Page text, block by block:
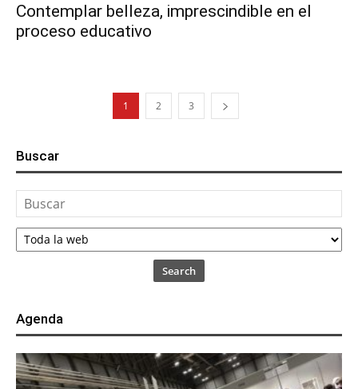
Contemplar belleza, imprescindible en el
proceso educativo
1 2 3
Buscar
Search
Agenda